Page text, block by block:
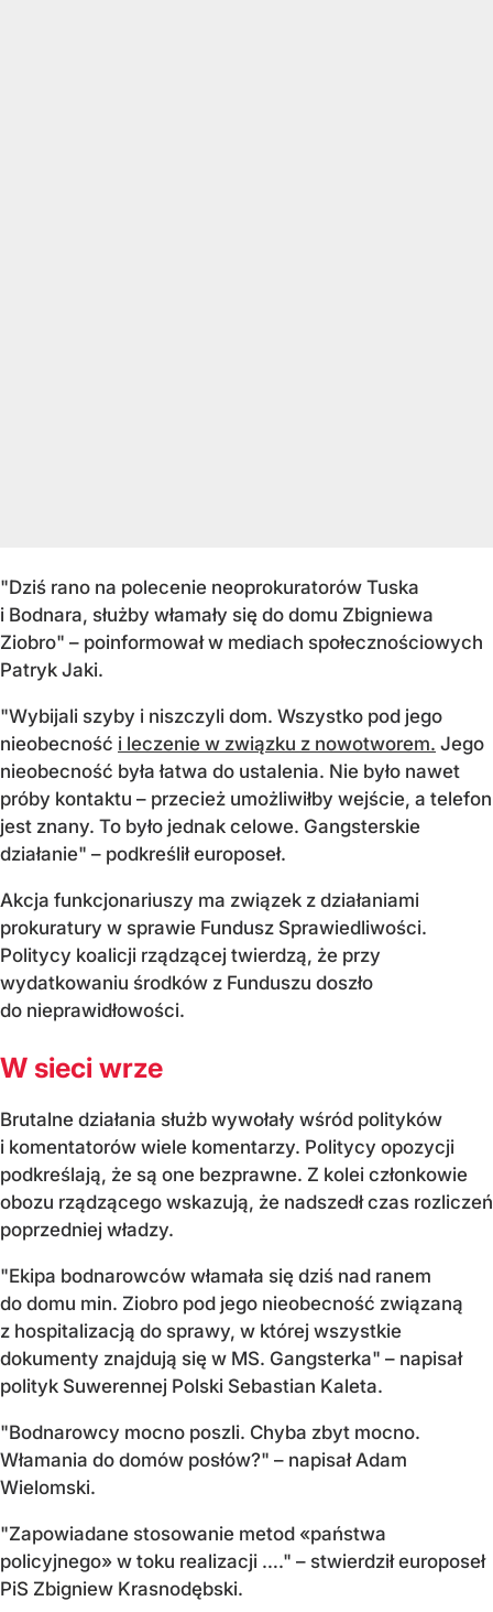
"Dziś rano na polecenie neoprokuratorów Tuska
i Bodnara, służby włamały się do domu Zbigniewa
Ziobro" – poinformował w mediach społecznościowych
Patryk Jaki.
"Wybijali szyby i niszczyli dom. Wszystko pod jego
nieobecność i leczenie w związku z nowotworem. Jego
nieobecność była łatwa do ustalenia. Nie było nawet
próby kontaktu – przecież umożliwiłby wejście, a telefon
jest znany. To było jednak celowe. Gangsterskie
działanie" – podkreślił europoseł.
Akcja funkcjonariuszy ma związek z działaniami
prokuratury w sprawie Fundusz Sprawiedliwości.
Politycy koalicji rządzącej twierdzą, że przy
wydatkowaniu środków z Funduszu doszło
do nieprawidłowości.
W sieci wrze
Brutalne działania służb wywołały wśród polityków
i komentatorów wiele komentarzy. Politycy opozycji
podkreślają, że są one bezprawne. Z kolei członkowie
obozu rządzącego wskazują, że nadszedł czas rozliczeń
poprzedniej władzy.
"Ekipa bodnarowców włamała się dziś nad ranem
do domu min. Ziobro pod jego nieobecność związaną
z hospitalizacją do sprawy, w której wszystkie
dokumenty znajdują się w MS. Gangsterka" – napisał
polityk Suwerennej Polski Sebastian Kaleta.
"Bodnarowcy mocno poszli. Chyba zbyt mocno.
Włamania do domów posłów?" – napisał Adam
Wielomski.
"Zapowiadane stosowanie metod «państwa
policyjnego» w toku realizacji …." – stwierdził europoseł
PiS Zbigniew Krasnodębski.